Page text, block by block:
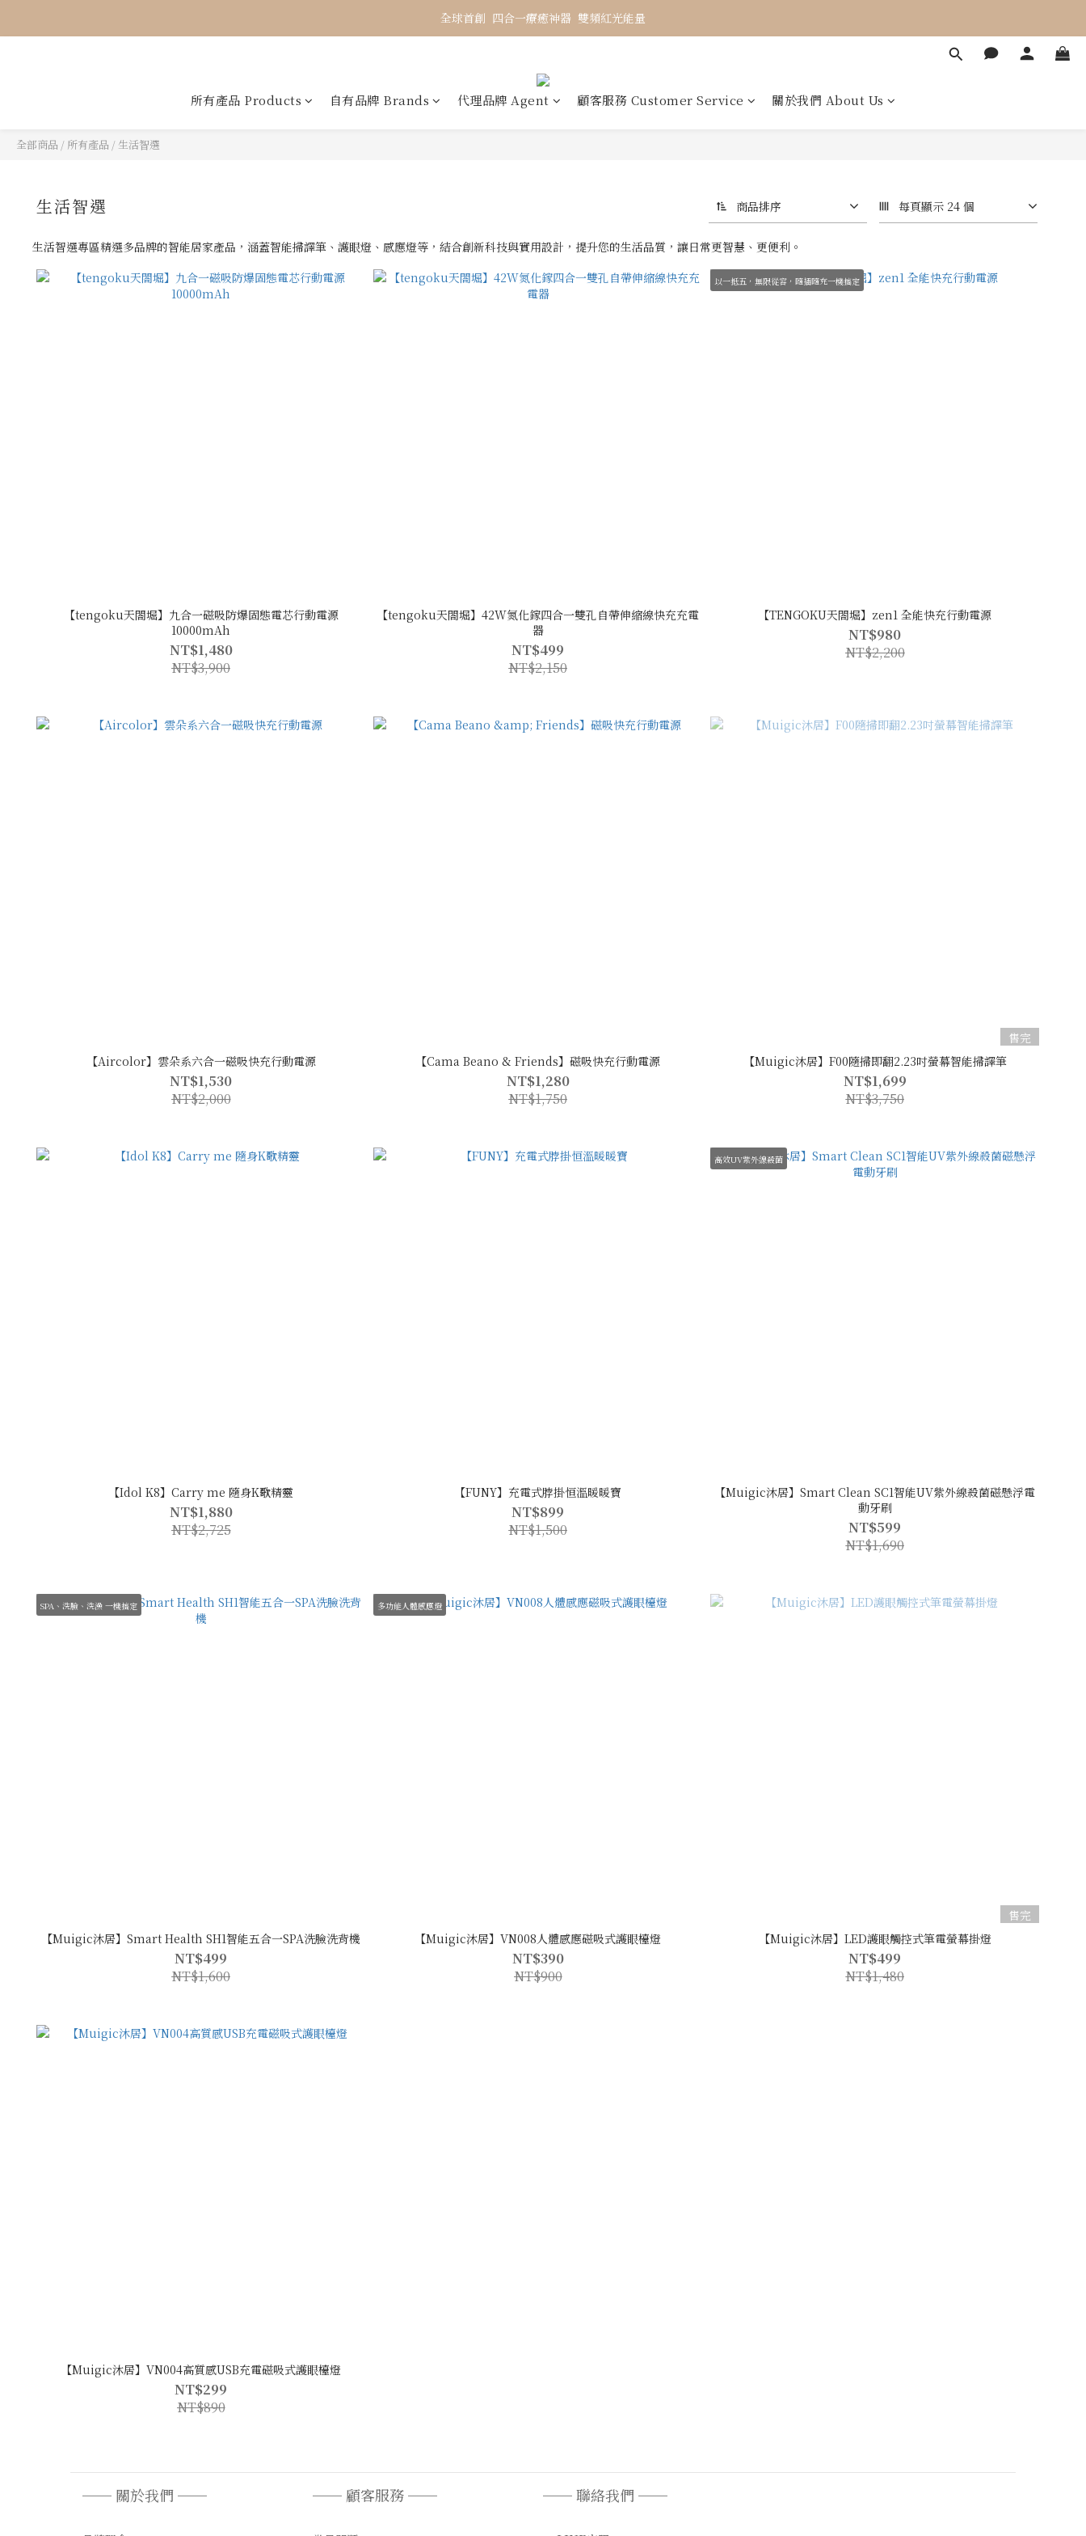
全球首創  四合一療癒神器  雙頻紅光能量
所有產品 Products 自有品牌 Brands 代理品牌 Agent 顧客服務 Customer Service 關於我們 About Us
全部商品 / 所有產品 / 生活智選
生活智選 商品排序 每頁顯示 24 個
生活智選專區精選多品牌的智能居家產品，涵蓋智能掃譯筆、護眼燈、感應燈等，結合創新科技與實用設計，提升您的生活品質，讓日常更智慧、更便利。
【tengoku天閤堀】九合一磁吸防爆固態電芯行動電源
10000mAh
NT$1,480
NT$3,900
【tengoku天閤堀】42W氮化鎵四合一雙孔自帶伸縮線快充充電
器
NT$499
NT$2,150
以一抵五，無限從容，隨插隨充一機搞定
【TENGOKU天閤堀】zen1 全能快充行動電源
NT$980
NT$2,200
【Aircolor】雲朵系六合一磁吸快充行動電源
NT$1,530
NT$2,000
【Cama Beano & Friends】磁吸快充行動電源
NT$1,280
NT$1,750
售完
【Muigic沐居】F00隨掃即翻2.23吋螢幕智能掃譯筆
NT$1,699
NT$3,750
【Idol K8】Carry me 隨身K歌精靈
NT$1,880
NT$2,725
【FUNY】充電式脖掛恒溫暖暖寶
NT$899
NT$1,500
高效UV紫外線殺菌
【Muigic沐居】Smart Clean SC1智能UV紫外線殺菌磁懸浮電
動牙刷
NT$599
NT$1,690
SPA、洗臉、洗澡 一機搞定
【Muigic沐居】Smart Health SH1智能五合一SPA洗臉洗背機
NT$499
NT$1,600
多功能人體感應燈
【Muigic沐居】VN008人體感應磁吸式護眼檯燈
NT$390
NT$900
售完
【Muigic沐居】LED護眼觸控式筆電螢幕掛燈
NT$499
NT$1,480
【Muigic沐居】VN004高質感USB充電磁吸式護眼檯燈
NT$299
NT$890
── 關於我們 ── ── 顧客服務 ── ── 聯絡我們 ──